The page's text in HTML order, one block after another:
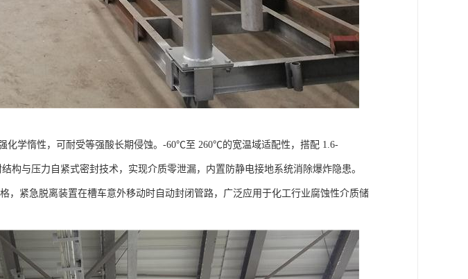
化学惰性，可耐受等强酸长期侵蚀。-60℃至 260℃的宽温域适配性，搭配 1.6-
构与压力自紧式密封技术，实现介质零泄漏，内置防静电接地系统消除爆炸隐患。
，紧急脱离装置在槽车意外移动时自动封闭管路，广泛应用于化工行业腐蚀性介质储